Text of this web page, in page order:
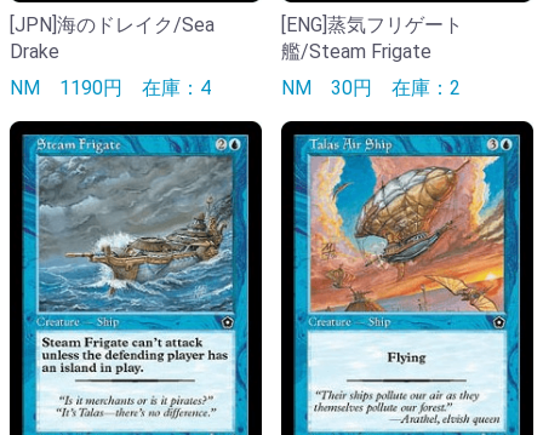
[JPN]海のドレイク/Sea
Drake
NM 1190円 在庫：4
[ENG]蒸気フリゲート
艦/Steam Frigate
NM 30円 在庫：2